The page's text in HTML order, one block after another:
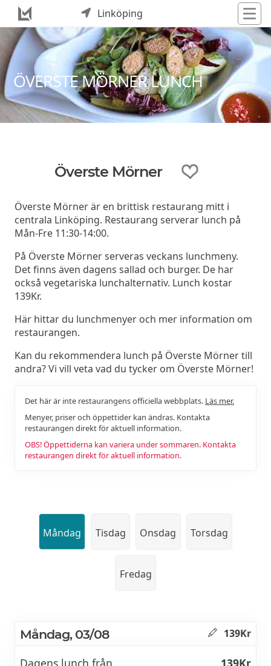
Linköping
ÖVERSTE MÖRNER LUNCH
Överste Mörner
Överste Mörner är en brittisk restaurang mitt i
centrala Linköping. Restaurang serverar lunch på
Mån-Fre 11:30-14:00.
På Överste Mörner serveras veckans lunchmeny.
Det finns även dagens sallad och burger. De har
också vegetariska lunchalternativ. Lunch kostar
139Kr.
Här hittar du lunchmenyer och mer information om
restaurangen.
Kan du rekommendera lunch på Överste Mörner till
andra? Vi vill veta vad du tycker om Överste Mörner!
Det här är inte restaurangens officiella webbplats. Läs mer.
Menyer, priser och öppettider kan ändras. Kontakta
restaurangen direkt för aktuell information.
OBS! Öppettiderna kan variera under sommaren. Kontakta
restaurangen direkt för aktuell information.
Måndag Tisdag Onsdag Torsdag
Fredag
Måndag, 03/08 139Kr